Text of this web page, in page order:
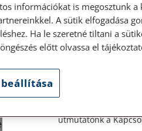
szembesült
elhelyezett
az üvegezése
Személyes
Tisztelt Ügyfeleink!
Személyes
után, szerdai
útmutatónk a
információkat is megosztunk
A sütik elfogadása
Ha le szeretné tiltani a
előtt olvassa el